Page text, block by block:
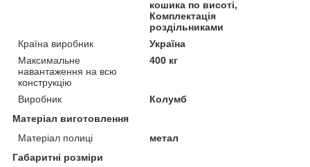
кошика по висоті,
Комплектація
роздільниками
Країна виробник
Україна
Максимальне
навантаження на всю
конструкцію
400 кг
Виробник
Колумб
Матеріал виготовлення
Матеріал полиці
метал
Габаритні розміри